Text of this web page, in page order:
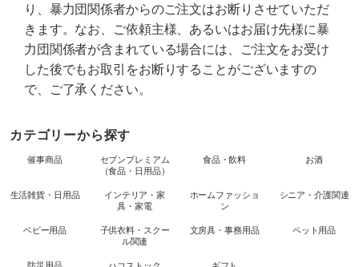
り、暴力団関係者からのご注文はお断りさせていただ
きます。なお、ご依頼主様、あるいはお届け先様に暴
力団関係者が含まれている場合には、ご注文をお受け
した後でもお取引をお断りすることがございますの
で、ご了承ください。
カテゴリーから探す
催事商品
セブンプレミアム
（食品・日用品）
食品・飲料 お酒
生活雑貨・日用品
インテリア・家
具・家電
ホームファッショ
ン
シニア・介護関連
ベビー用品
子供衣料・スクー
ル関連
文房具・事務用品 ペット用品